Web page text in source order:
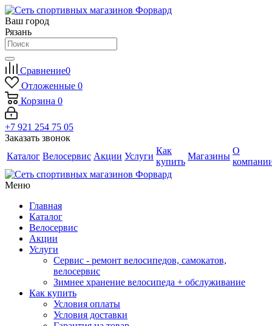
Ваш город
Рязань
Сравнение0
Отложенные 0
Корзина 0
+7 921 254 75 05
Заказать звонок
Каталог Велосервис Акции Услуги
Как
купить
Магазины
О
Меню
Главная
Каталог
Велосервис
Акции
Услуги
Сервис - ремонт велосипедов, самокатов,
велосервис
Зимнее хранение велосипеда + обслуживание
Как купить
Условия оплаты
Условия доставки